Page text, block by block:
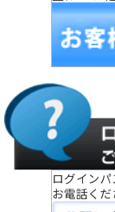
ログイン
お電話くだ